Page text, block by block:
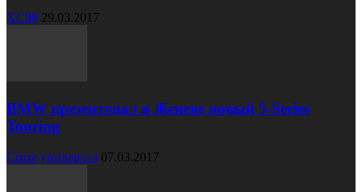
XC90 29.03.2017
BMW презентовал в Женеве новый 5-Series
Touring
Cruze универсал 07.03.2017